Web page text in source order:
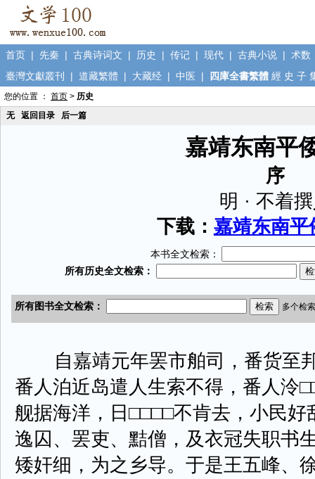
首页 | 先秦 | 古典诗词文 | 历史 | 传记 | 现代 | 古典小说 | 术数
臺灣文獻叢刊
| 道藏繁體 | 大藏经 | 中医 | 四庫全書繁體 經 史 子
您的位置 ： 首页 > 历史
无
返回目录 后一篇
嘉靖东南平
序
明 · 不着
下载： 嘉靖东南
本书全文检索：
自嘉靖元年罢市舶司，番货至
番人泊近岛遣人生索不得，番人泠
舰据海洋，日□□□□不肯去，小民
逸囚、罢吏、黠僧，及衣冠失职书
矮奸细，为之乡导。于是王五峰、